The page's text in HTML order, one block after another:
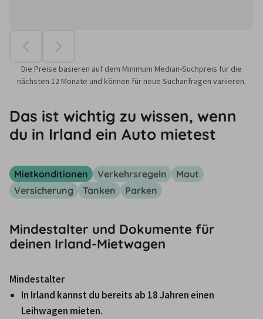
Die Preise basieren auf dem Minimum Median-Suchpreis für die
nächsten 12 Monate und können für neue Suchanfragen variieren.
Das ist wichtig zu wissen, wenn
du in Irland ein Auto mietest
Mietkonditionen Verkehrsregeln
Maut
Versicherung
Tanken Parken
Mindestalter und Dokumente für
deinen Irland-Mietwagen
Mindestalter
In Irland kannst du bereits ab 18 Jahren einen
Leihwagen mieten.